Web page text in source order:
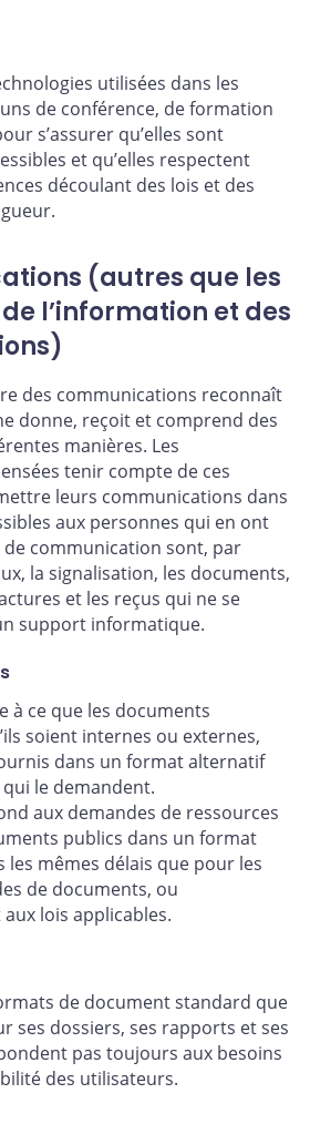
utilisées dans les
de conférence, de formation
s’assurer qu’elles sont
et qu’elles respectent
découlant des lois et des
(autres que les
l’information et des
des communications reconnaît
donne, reçoit et comprend des
manières. Les
tenir compte de ces
leurs communications dans
aux personnes qui en ont
communication sont, par
la signalisation, les documents,
et les reçus qui ne se
support informatique.
à ce que les documents
soient internes ou externes,
dans un format alternatif
le demandent.
aux demandes de ressources
publics dans un format
les mêmes délais que pour les
de documents, ou
lois applicables.
de document standard que
ses dossiers, ses rapports et ses
pas toujours aux besoins
des utilisateurs.